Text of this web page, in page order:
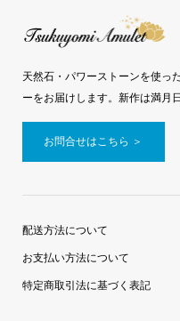
天然石・パワーストーンを使っ
ーをお届けします。新作は満月
お問合せはこちら ＞
配送方法について
お支払い方法について
特定商取引法に基づく表記